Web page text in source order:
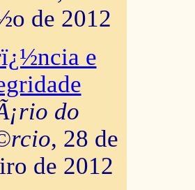
de 2012
e
do
, 28 de
de 2012